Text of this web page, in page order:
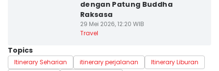
dengan Patung Buddha
Raksasa
29 Mei 2026, 12:20 WIB
Travel
Topics
Itinerary Seharian itinerary perjalanan
Itinerary Liburan